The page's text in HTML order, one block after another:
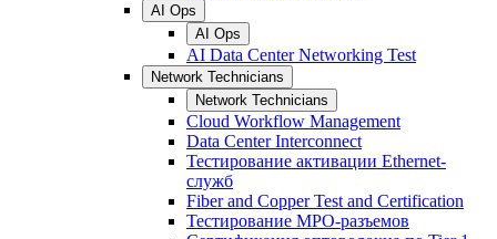
AI Ops
AI Ops
AI Data Center Networking Test
Network Technicians
Network Technicians
Cloud Workflow Management
Data Center Interconnect
Тестирование активации Ethernet-
служб
Fiber and Copper Test and Certification
Тестирование МРО-разъемов